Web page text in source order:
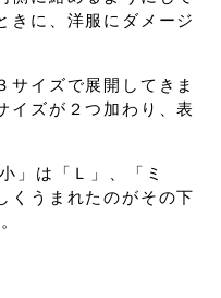
きに、洋服にダメージ
サイズで展開してきま
イズが２つ加わり、表
小」は「Ｌ」、
「ミ
くうまれたのがその下